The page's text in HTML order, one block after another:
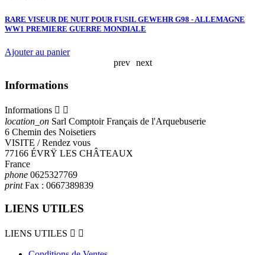
RARE VISEUR DE NUIT POUR FUSIL GEWEHR G98 - ALLEMAGNE
WW1 PREMIERE GUERRE MONDIALE
Ajouter au panier
prev
next
Informations
Informations  
location_on Sarl Comptoir Français de l'Arquebuserie
6 Chemin des Noisetiers
VISITE / Rendez vous
77166 ÉVRŸ LES CHÂTEAUX
France
phone 0625327769
printFax : 0667389839
LIENS UTILES
LIENS UTILES  